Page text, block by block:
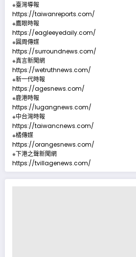
※臺灣導報
https://taiwanreports.com/
※鷹眼時報
https://eagleeyedaily.com/
※圓周傳媒
https://surroundnews.com/
※真言新聞網
https://wetruthnews.com/
※新一代時報
https://agesnews.com/
※鹿港時報
https://lugangnews.com/
※中台灣時報
https://taiwancnews.com/
※橘傳媒
https://orangesnews.com/
※下港之聲新聞網
https://tvillagenews.com/